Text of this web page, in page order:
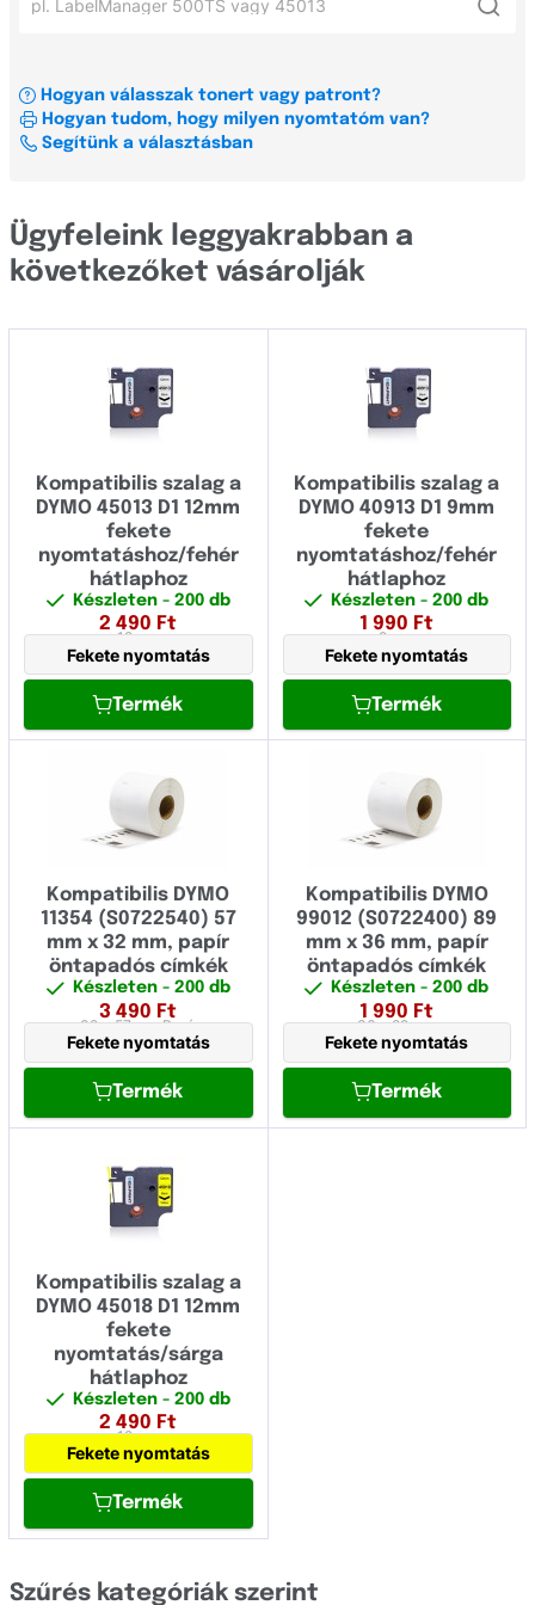
Xerox
Címkenyomtató és szalag konfigurátor
Minden gyártó
Brother
Dymo
Fujitsu
Fullmark
GIGAPRINT
Konica Minolta
Kyocera
Lexmark
Logo
OKI
Panasonic
Papyrus
Philips
Printronix
Ricoh
Samsung
Sharp
LabelWriter
Junior
LabelMaker
LabelManager
LabelPOINT
LetraTag
M
Omega
RHINO
Dymo LabelManager 420P
Dymo LabelManager PnP
Dymo LabelManager 160
Hogyan válasszak tonert vagy patront?
Hogyan tudom, hogy milyen nyomtatóm van?
Segítünk a választásban
Ügyfeleink leggyakrabban a
következőket vásárolják
Kompatibilis szalag a
DYMO 45013 D1 12mm
fekete
nyomtatáshoz/fehér
hátlaphoz
Készleten - 200 db
2 490 Ft
12 mm
Fekete nyomtatás
Termék
Kompatibilis szalag a
DYMO 40913 D1 9mm
fekete
nyomtatáshoz/fehér
hátlaphoz
Készleten- 200 db
1 990 Ft
9 mm
Fekete nyomtatás
Termék
Kompatibilis DYMO
11354 (S0722540) 57
mm x 32 mm, papír
öntapadós címkék
Készleten - 200 db
3 490 Ft
32 x 57 mmPapír
Fekete nyomtatás
Termék
Kompatibilis DYMO
99012 (S0722400) 89
mm x 36 mm, papír
öntapadós címkék
Készleten- 200 db
1 990 Ft
36 x 89 mm
Fekete nyomtatás
Termék
Kompatibilis szalag a
DYMO 45018 D1 12mm
fekete
nyomtatás/sárga
hátlaphoz
Készleten - 200 db
2 490 Ft
12 mm
Fekete nyomtatás
Termék
Szűrés kategóriák szerint